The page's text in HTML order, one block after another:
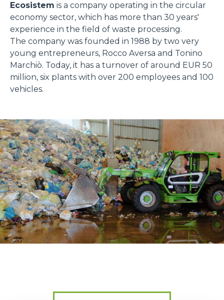
Ecosistem is a company operating in the circular
economy sector, which has more than 30 years'
experience in the field of waste processing.
The company was founded in 1988 by two very
young entrepreneurs, Rocco Aversa and Tonino
Marchiò. Today, it has a turnover of around EUR 50
million, six plants with over 200 employees and 100
vehicles.